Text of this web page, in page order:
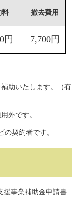
料 撤去費用
円 7,700円
助いたします。（有
外です。
の契約者です。
援事業補助金申請書